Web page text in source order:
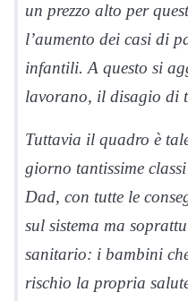
un prezzo alto per
l’aumento dei casi di
infantili. A questo si
lavorano, il disagio di
Tuttavia il quadro è
giorno tantissime
Dad, con tutte le
sul sistema ma
sanitario: i bambini
rischio la propria